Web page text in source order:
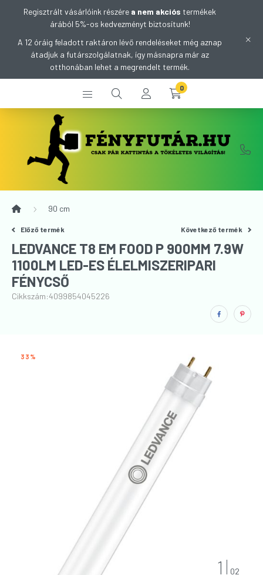
Regisztrált vásárlóink részére a nem akciós termékek
árából 5%-os kedvezményt biztosítunk!
A 12 óráig feladott raktáron lévő rendeléseket még aznap
átadjuk a futárszolgálatnak, így másnapra már az
otthonában lehet a megrendelt termék.
0
90 cm
Előző termék Következő termék
LEDVANCE T8 EM FOOD P 900MM 7.9W
1100LM LED-ES ÉLELMISZERIPARI
FÉNYCSŐ
Cikkszám:4099854045226
33
1 02